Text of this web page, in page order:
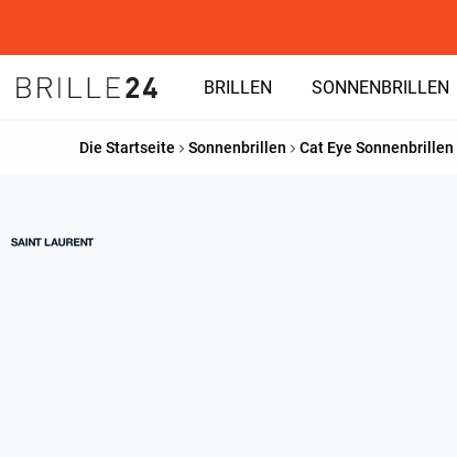
BRILLEN SONNENBRILLEN
Die Startseite Sonnenbrillen Cat Eye Sonnenbrillen